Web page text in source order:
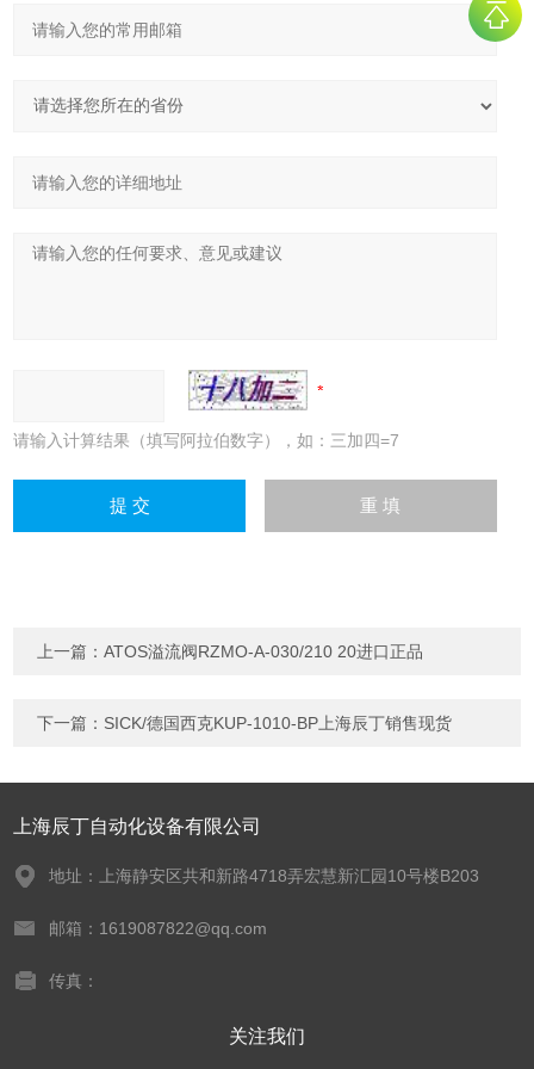
请输入计算结果（填写阿拉伯数字），如：三加四=7
上一篇：ATOS溢流阀RZMO-A-030/210 20进口正品
下一篇： SICK/德国西克KUP-1010-BP上海辰丁销售现货
上海辰丁自动化设备有限公司
地址：上海静安区共和新路4718弄宏慧新汇园10号楼B203
邮箱：1619087822@qq.com
传真：
关注我们